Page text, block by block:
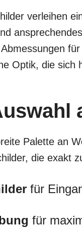
verleihen
Optik, die sich
Palette an
die exakt
für
für